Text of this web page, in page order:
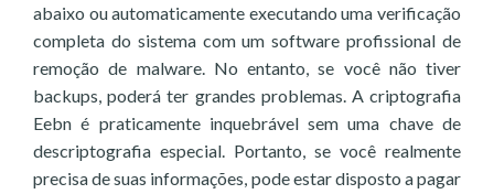
abaixo ou automaticamente executando uma verificação
completa do sistema com um software profissional de
remoção de malware. No entanto, se você não tiver
backups, poderá ter grandes problemas. A criptografia
Eebn é praticamente inquebrável sem uma chave de
descriptografia especial. Portanto, se você realmente
precisa de suas informações, pode estar disposto a pagar